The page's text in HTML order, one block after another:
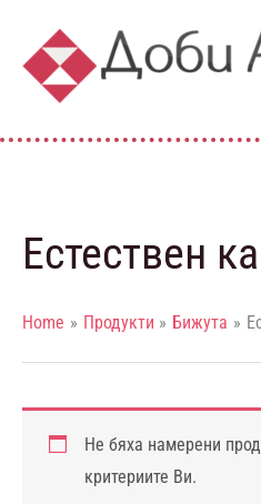
content
Естествен
Home Продукти Бижута
Не бяха намерени
критериите Ви.